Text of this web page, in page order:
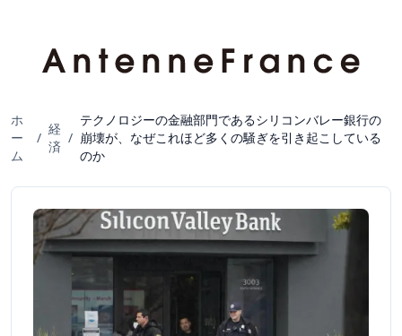
ホ
ー
ム
/
経
済
/
テクノロジーの金融部門であるシリコンバレー銀行の
崩壊が、なぜこれほど多くの騒ぎを引き起こしている
のか